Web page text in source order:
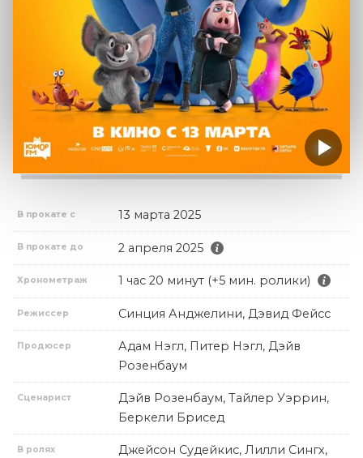
В прокате с 13 марта 2025
В прокате до 2 апреля 2025
Хронометраж 1 час 20 минут (+5 мин. ролики)
Режиссер Синция Анджелини, Дэвид Фейсс
Продюсер
Адам Нэгл, Питер Нэгл, Дэйв
Розенбаум
Сценарист
Дэйв Розенбаум, Тайлер Уэррин,
Беркели Брисед
В ролях
Джейсон Судейкис, Лилли Сингх,